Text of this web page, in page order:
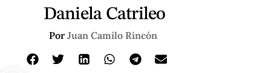
Daniela Catrileo
PorJuan Camilo Rincón